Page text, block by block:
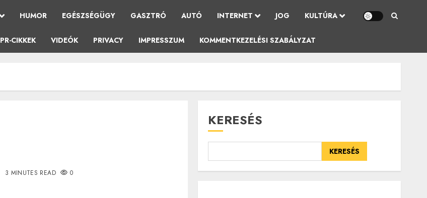
HUMOR EGÉSZSÉGÜGY GASZTRÓ AUTÓ INTERNET JOG KULTÚRA
PR-CIKKEK VIDEÓK PRIVACY IMPRESSZUM KOMMENTKEZELÉSI SZABÁLYZAT
3 MINUTES READ 0
KERESÉS
KERESÉS